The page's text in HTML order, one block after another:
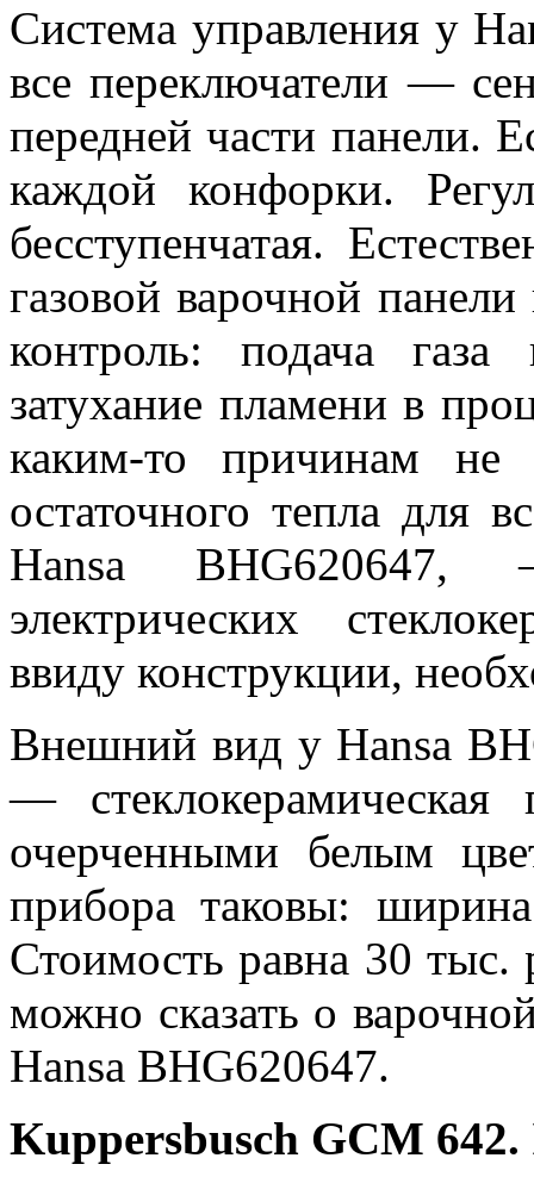
Система управления у
все переключатели —
передней части панели.
каждой конфорки.
бесступенчатая.
газовой варочной
контроль: подача газа
затухание пламени в
каким-то причинам не
остаточного тепла для
Hansa
электрических
ввиду конструкции,
Внешний вид у Hansa
— стеклокерамическая
очерченными белым
прибора таковы:
Стоимость равна 30 тыс.
можно сказать о
Hansa BHG620647.
Kuppersbusch GCM 642.